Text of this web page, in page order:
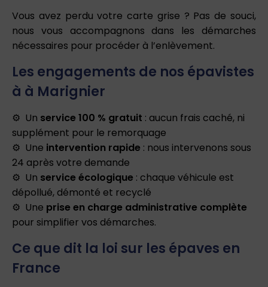
Vous avez perdu votre carte grise ? Pas de souci,
nous vous accompagnons dans les démarches
nécessaires pour procéder à l’enlèvement.
Les engagements de nos épavistes
à à Marignier
Un service 100 % gratuit : aucun frais caché, ni
supplément pour le remorquage
Une intervention rapide : nous intervenons sous
24 après votre demande
Un service écologique : chaque véhicule est
dépollué, démonté et recyclé
Une prise en charge administrative complète
pour simplifier vos démarches.
Ce que dit la loi sur les épaves en
France